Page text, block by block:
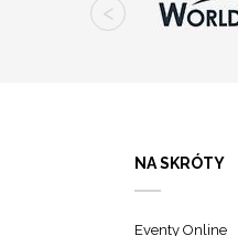
NA SKRÓTY
Eventy Online